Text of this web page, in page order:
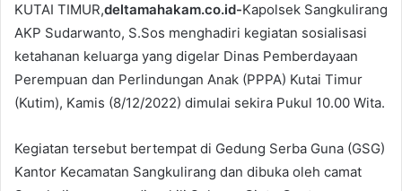
KUTAI TIMUR,deltamahakam.co.id-Kapolsek Sangkulirang
AKP Sudarwanto, S.Sos menghadiri kegiatan sosialisasi
ketahanan keluarga yang digelar Dinas Pemberdayaan
Perempuan dan Perlindungan Anak (PPPA) Kutai Timur
(Kutim), Kamis (8/12/2022) dimulai sekira Pukul 10.00 Wita.
Kegiatan tersebut bertempat di Gedung Serba Guna (GSG)
Kantor Kecamatan Sangkulirang dan dibuka oleh camat